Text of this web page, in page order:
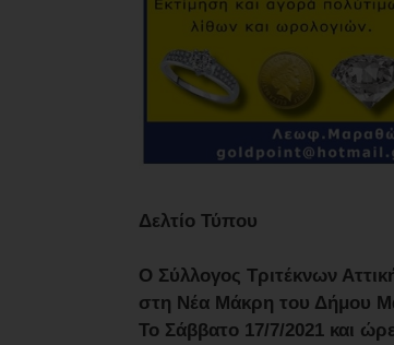
Δελτίο Τύπου
Ο Σύλλογος Τριτέκνων
στη Νέα Μάκρη του Δήμου
Το Σάββατο 17/7/2021 και